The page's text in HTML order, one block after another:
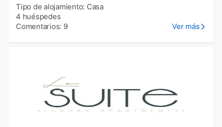
Tipo de alojamiento: Casa
4 huéspedes
Comentarios: 9
Ver más